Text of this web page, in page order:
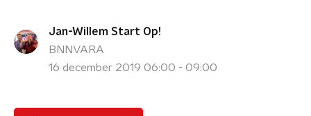
Jan-Willem Start Op!
BNNVARA
16 december 2019 06:00 - 09:00